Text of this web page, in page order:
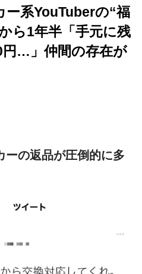
ー系YouTuberの“福
ら1年半「手元に残
円…」仲間の存在が
ーの返品が圧倒的に多